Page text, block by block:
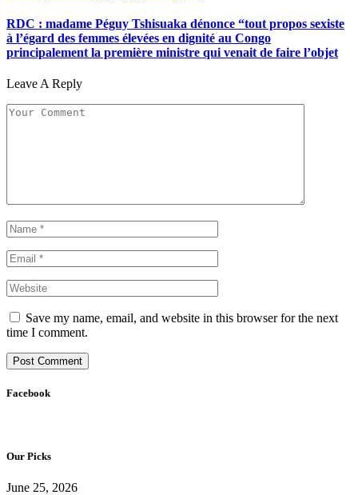
RDC : madame Péguy Tshisuaka dénonce “tout propos sexiste
à l’égard des femmes élevées en dignité au Congo
principalement la première ministre qui venait de faire l’objet
Leave A Reply
Save my name, email, and website in this browser for the next
time I comment.
Facebook
Our Picks
June 25, 2026